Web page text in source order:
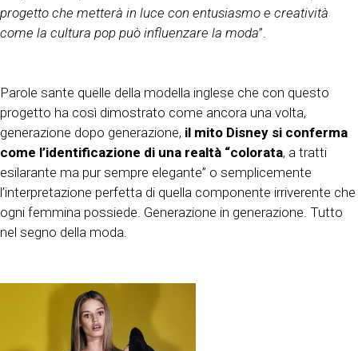
progetto che metterà in luce con entusiasmo e creatività
come la cultura pop può influenzare la moda”.
Parole sante quelle della modella inglese che con questo
progetto ha così dimostrato come ancora una volta,
generazione dopo generazione, il mito Disney si conferma
come l’identificazione di una realtà “colorata, a tratti
esilarante ma pur sempre elegante” o semplicemente
l’interpretazione perfetta di quella componente irriverente che
ogni femmina possiede. Generazione in generazione. Tutto
nel segno della moda.